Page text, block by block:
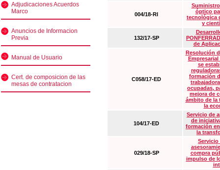
Adjudicaciones Acuerdos
Marco
Anuncios de Informacion
Previa
Manual de Usuario
Cert. de composicion de las
mesas de contratacion
004/18-RI
óptico
tecnológica
y
132/17-SP
de
C058/17-ED
Resolución
Empresarial
se
formación
ocupadas,
mejora de
ámbito de la
la
104/17-ED
Servicio de
de
formación
la
029/18-SP
Servicio
compra
impulso de